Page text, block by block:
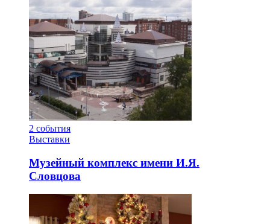
2 события
Выставки
Музейный комплекс имени И.Я.
Словцова